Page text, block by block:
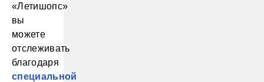
«Летишопс»
вы
можете
отслеживать
благодаря
специальной